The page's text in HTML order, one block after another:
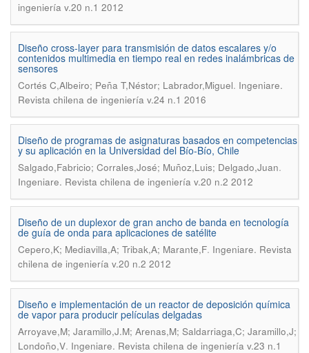
ingeniería v.20 n.1 2012
Diseño cross-layer para transmisión de datos escalares y/o
contenidos multimedia en tiempo real en redes inalámbricas de
sensores
Cortés C,Albeiro; Peña T,Néstor; Labrador,Miguel. Ingeniare.
Revista chilena de ingeniería v.24 n.1 2016
Diseño de programas de asignaturas basados en competencias
y su aplicación en la Universidad del Bío-Bío, Chile
Salgado,Fabricio; Corrales,José; Muñoz,Luis; Delgado,Juan.
Ingeniare. Revista chilena de ingeniería v.20 n.2 2012
Diseño de un duplexor de gran ancho de banda en tecnología
de guía de onda para aplicaciones de satélite
Cepero,K; Mediavilla,A; Tribak,A; Marante,F. Ingeniare. Revista
chilena de ingeniería v.20 n.2 2012
Diseño e implementación de un reactor de deposición química
de vapor para producir películas delgadas
Arroyave,M; Jaramillo,J.M; Arenas,M; Saldarriaga,C; Jaramillo,J;
Londoño,V. Ingeniare. Revista chilena de ingeniería v.23 n.1